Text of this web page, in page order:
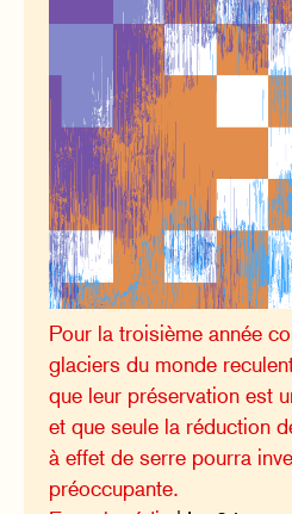
Pour la troisième année
glaciers du monde
que leur préservation est
et que seule la réduction
à effet de serre pourra
préoccupante.